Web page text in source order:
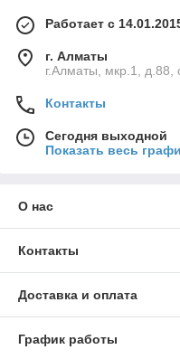
Работает с
г. Алматы
г.Алматы, мкр.1, д.88,
Контакты
Сегодня выходной
Показать весь
О нас
Контакты
Доставка и оплата
График работы